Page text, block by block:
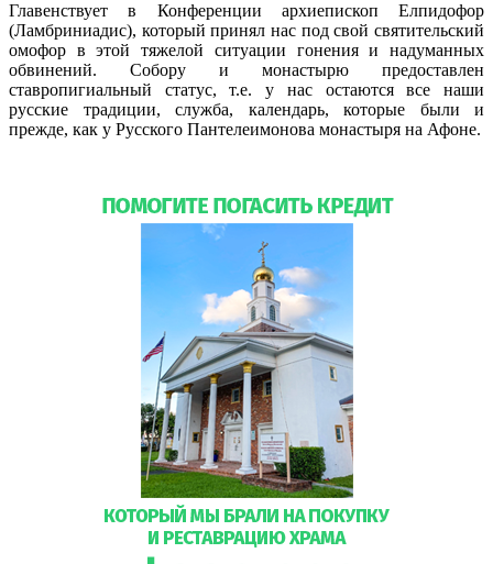
Главенствует в Конференции архиепископ Елпидофор
(Ламбриниадис), который принял нас под свой святительский
омофор в этой тяжелой ситуации гонения и надуманных
обвинений. Собору и монастырю предоставлен
ставропигиальный статус, т.е. у нас остаются все наши
русские традиции, служба, календарь, которые были и
прежде, как у Русского Пантелеимонова монастыря на Афоне.